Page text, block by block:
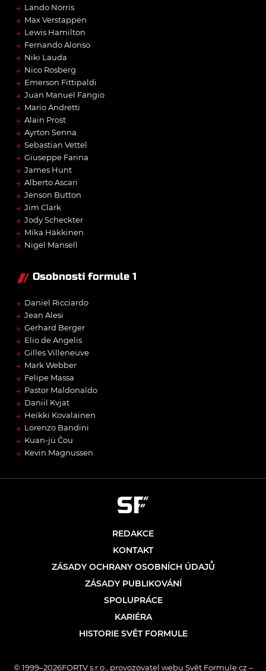
→ Lando Norris
→ Max Verstappen
→ Lewis Hamilton
→ Fernando Alonso
→ Niki Lauda
→ Nico Rosberg
→ Emerson Fittipaldi
→ Juan Manuel Fangio
→ Mario Andretti
→ Alain Prost
→ Ayrton Senna
→ Sebastian Vettel
→ Giuseppe Farina
→ James Hunt
→ Alberto Ascari
→ Jenson Button
→ Jim Clark
→ Jody Scheckter
→ Mika Häkkinen
→ Nigel Mansell
Osobnosti formule 1
→ Daniel Ricciardo
→ Jean Alesi
→ Gerhard Berger
→ Elio de Angelis
→ Gilles Villeneuve
→ Mark Webber
→ Felipe Massa
→ Pastor Maldonaldo
→ Daniil Kvjat
→ Heikki Kovalainen
→ Lorenzo Bandini
→ Kuan-jü Čou
→ Kevin Magnussen
REDAKCE
KONTAKT
ZÁSADY OCHRANY OSOBNÍCH ÚDAJŮ
ZÁSADY PUBLIKOVÁNÍ
SPOLUPRÁCE
KARIÉRA
HISTORIE SVĚT FORMULE
© 1999–2026FORTV s.r.o., provozovatel webu Svět Formule.cz –